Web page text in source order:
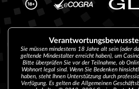
Sie müssen mindestens 18 Jahre alt sein (oder
geltende Mindestalter erreicht haben), um
Bitte überprüfen Sie vor der Teilnahme, ob
Wohnort legal sind. Wenn Sie Bedenken
haben, steht Ihnen Unterstützung durch
Verfügung. Es gelten die Allgemeinen